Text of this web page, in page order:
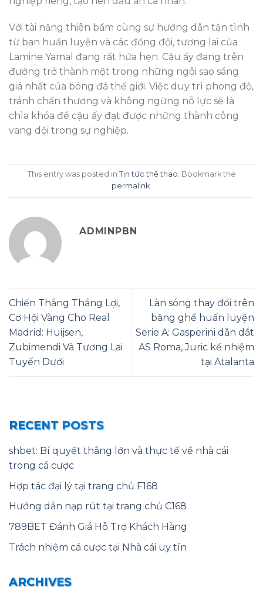
Với tài năng thiên bẩm cùng sự hướng dẫn tận tình
từ ban huấn luyện và các đồng đội, tương lai của
Lamine Yamal đang rất hứa hẹn. Cậu ấy đang trên
đường trở thành một trong những ngôi sao sáng
giá nhất của bóng đá thế giới. Việc duy trì phong độ,
tránh chấn thương và không ngừng nỗ lực sẽ là
chìa khóa để cậu ấy đạt được những thành công
vang dội trong sự nghiệp.
This entry was posted in Tin tức thể thao. Bookmark the
permalink.
ADMINPBN
Chiến Thắng Thắng Lợi,
Cơ Hội Vàng Cho Real
Madrid: Huijsen,
Zubimendi Và Tương Lai
Tuyến Dưới
Làn sóng thay đổi trên
băng ghế huấn luyện
Serie A: Gasperini dẫn dắt
AS Roma, Juric kế nhiệm
tại Atalanta
RECENT POSTS
shbet: Bí quyết thắng lớn và thực tế về nhà cái
trong cá cược
Hợp tác đại lý tại trang chủ F168
Hướng dẫn nạp rút tại trang chủ C168
789BET Đánh Giá Hỗ Trợ Khách Hàng
Trách nhiệm cá cược tại Nhà cái uy tín
ARCHIVES